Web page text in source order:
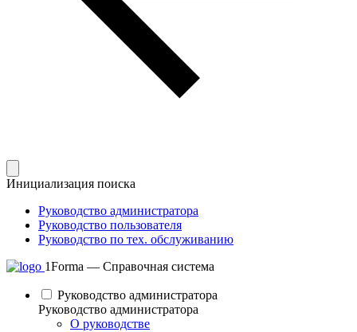
Инициализация поиска
Руководство администратора
Руководство пользователя
Руководство по тех. обслуживанию
1Forma — Справочная система
Руководство администратора
Руководство администратора
О руководстве